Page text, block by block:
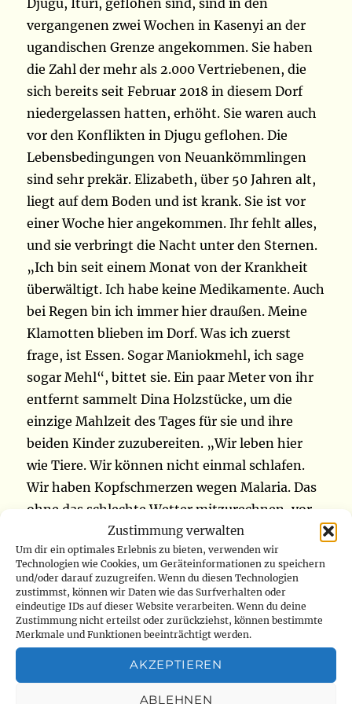
Zustimmung verwalten
Um dir ein optimales Erlebnis zu bieten, verwenden wir
Technologien wie Cookies, um Geräteinformationen zu speichern
und/oder darauf zuzugreifen. Wenn du diesen Technologien
zustimmst, können wir Daten wie das Surfverhalten oder
eindeutige IDs auf dieser Website verarbeiten. Wenn du deine
Zustimmung nicht erteilst oder zurückziehst, können bestimmte
Merkmale und Funktionen beeinträchtigt werden.
AKZEPTIEREN
ABLEHNEN
Djugu, Ituri, geflohen sind, sind in den
vergangenen zwei Wochen in Kasenyi an der
ugandischen Grenze angekommen. Sie haben
die Zahl der mehr als 2.000 Vertriebenen, die
sich bereits seit Februar 2018 in diesem Dorf
niedergelassen hatten, erhöht. Sie waren auch
vor den Konflikten in Djugu geflohen. Die
Lebensbedingungen von Neuankömmlingen
sind sehr prekär. Elizabeth, über 50 Jahren alt,
liegt auf dem Boden und ist krank. Sie ist vor
einer Woche hier angekommen. Ihr fehlt alles,
und sie verbringt die Nacht unter den Sternen.
„Ich bin seit einem Monat von der Krankheit
überwältigt. Ich habe keine Medikamente. Auch
bei Regen bin ich immer hier draußen. Meine
Klamotten blieben im Dorf. Was ich zuerst
frage, ist Essen. Sogar Maniokmehl, ich sage
sogar Mehl“, bittet sie. Ein paar Meter von ihr
entfernt sammelt Dina Holzstücke, um die
einzige Mahlzeit des Tages für sie und ihre
beiden Kinder zuzubereiten. „Wir leben hier
wie Tiere. Wir können nicht einmal schlafen.
Wir haben Kopfschmerzen wegen Malaria. Das
ohne das schlechte Wetter mitzurechnen, vor
allem den Regen. Wir müssen nicht einmal
essen“, bemängelt sie. Ein Stück weiter liegt
ein lebensloser Körper auf dem Boden. Dies ist
der erste Todesfall unter den Vertriebenen
dieser neuen Welle. Er ist ein alter Mann von
ungefähr 60 Jahren, der von unbekannten
Leuten angegriffen wurde, die ihm das kleine
Geld weggenommen haben, das er hatte. Er ist